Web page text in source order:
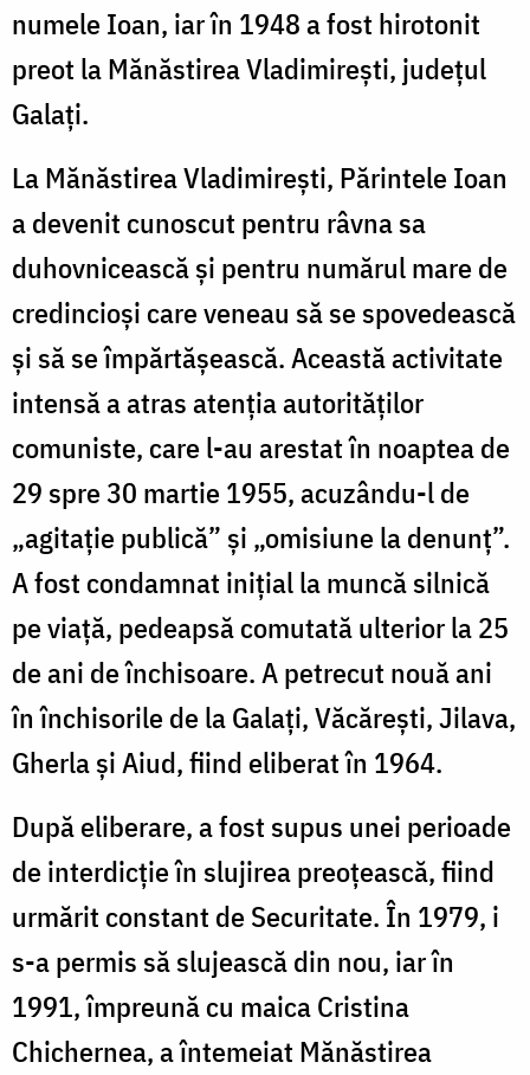
numele Ioan, iar în 1948 a fost hirotonit
preot la Mănăstirea Vladimirești, județul
Galați.
La Mănăstirea Vladimirești, Părintele Ioan
a devenit cunoscut pentru râvna sa
duhovnicească și pentru numărul mare de
credincioși care veneau să se spovedească
și să se împărtășească. Această activitate
intensă a atras atenția autorităților
comuniste, care l-au arestat în noaptea de
29 spre 30 martie 1955, acuzându-l de
„agitație publică” și „omisiune la denunț”.
A fost condamnat inițial la muncă silnică
pe viață, pedeapsă comutată ulterior la 25
de ani de închisoare. A petrecut nouă ani
în închisorile de la Galați, Văcărești, Jilava,
Gherla și Aiud, fiind eliberat în 1964.
După eliberare, a fost supus unei perioade
de interdicție în slujirea preoțească, fiind
urmărit constant de Securitate. În 1979, i
s-a permis să slujească din nou, iar în
1991, împreună cu maica Cristina
Chichernea, a întemeiat Mănăstirea